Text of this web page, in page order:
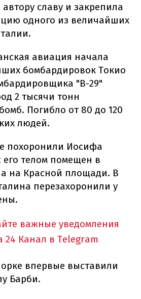
славу и закрепила
одного из величайших
авиация начала
бомбардировок Токио
"B-29"
2 тысячи тонн
Погибло от 80 до 120
людей.
похоронили Иосифа
его телом помещен в
на Красной площади. В
перезахоронили у
важные уведомления
Канал в Telegram
впервые выставили
Барби.